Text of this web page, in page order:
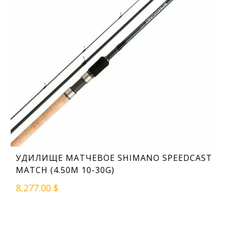
УДИЛИЩЕ МАТЧЕВОЕ SHIMANO SPEEDCAST
MATCH (4.50M 10-30G)
8,277.00 $